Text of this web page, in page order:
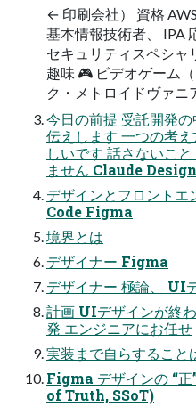
← 印刷会社） 資格
基本情報技術者、 IPA
セキュリティスペシャ
趣味 🎮 ビデオゲーム
ク・メトロイドヴァ
今日の前提 受託開発
伝えします 一つの考
しいです 話さないこ
ません Claude
デザインとフロント
Code Figma
境界とは
デザイナー Figma
デザイナー 極論、 UI
計画 UIデザインが終
発 エンジニアにお任せ
実装まで自らすること
Figma デザインの “
of Truth, SSoT)